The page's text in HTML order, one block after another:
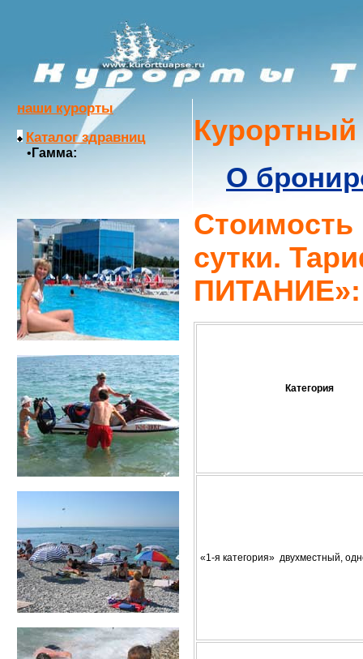
наши курорты
Каталог здравниц
• Гамма:
Курортный
О
Стоимость
сутки.
ПИТАНИЕ»:
Категория
«1-я категория» двухместный,